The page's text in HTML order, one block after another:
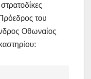
του
Οθωναίος